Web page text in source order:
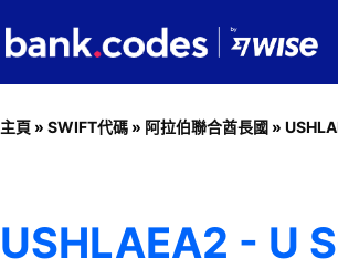
主頁 » SWIFT代碼 » 阿拉伯聯合酋長國 »
USHLAEA2 - U